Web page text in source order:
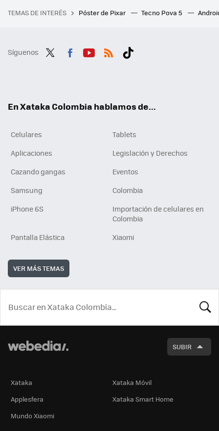
TEMAS DE INTERÉS Póster de Pixar Tecno Pova 5
Síguenos
En Xataka Colombia hablamos de...
Celulares
Tablets
Aplicaciones
Legislación y Derechos
Cazando gangas
Eventos
Samsung
Colombia
iPhone 6S
Importación de celulares en
Colombia
Pantalla Elástica
Xiaomi
VER MÁS TEMAS
SUBIR
Xataka
Xataka Móvil
Applesfera
Xataka Smart Home
Mundo Xiaomi